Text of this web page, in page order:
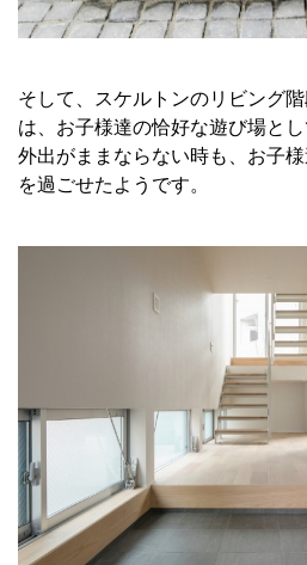
そして、スケルトンのリビング
は、お子様達の恰好な遊び場と
外出がままならない時も、お子
を過ごせたようです。